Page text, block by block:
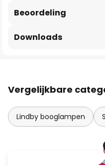
Beoordeling
Downloads
Vergelijkbare
Lindby booglampen